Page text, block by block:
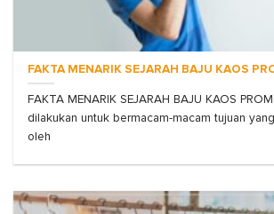
FAKTA MENARIK SEJARAH BAJU KAOS
FAKTA MENARIK SEJARAH BAJU KAOS
dilakukan untuk bermacam-macam tujuan
oleh